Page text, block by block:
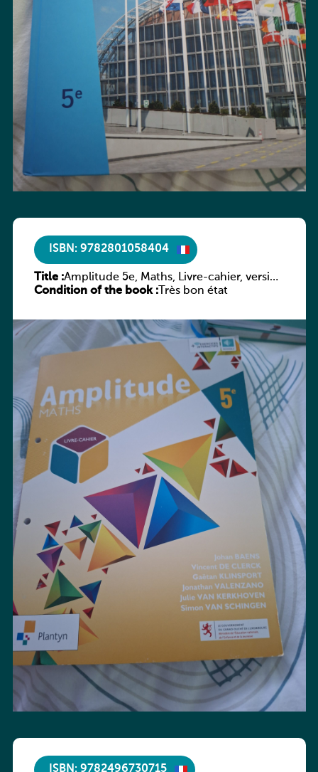
ISBN: 9782801058404
Title :Amplitude 5e, Maths, Livre-cahier, version
luxembourgeoise
Condition of the book :Très bon état
ISBN: 9782496730715